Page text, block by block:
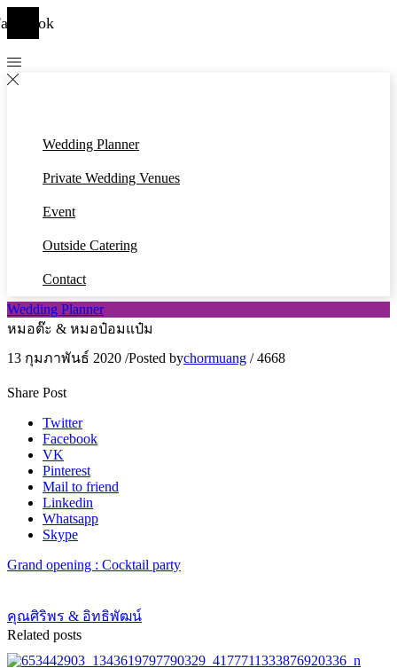
Wedding Planner
Private Wedding Venues
Event
Outside Catering
Contact
Wedding Planner
หมอต๊ะ & หมอป๋อมแป๋ม
13 กุมภาพันธ์ 2020 /Posted bychormuang / 4668
Share Post
Twitter
Facebook
VK
Pinterest
Mail to friend
Linkedin
Whatsapp
Skype
Grand opening : Cocktail party
คุณศิริพร & อิทธิพัฒน์
Related posts